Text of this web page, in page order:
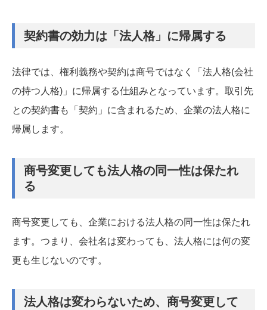
契約書の効力は「法人格」に帰属する
法律では、権利義務や契約は商号ではなく「法人格(会社
の持つ人格)」に帰属する仕組みとなっています。取引先
との契約書も「契約」に含まれるため、企業の法人格に
帰属します。
商号変更しても法人格の同一性は保たれ
る
商号変更しても、企業における法人格の同一性は保たれ
ます。つまり、会社名は変わっても、法人格には何の変
更も生じないのです。
法人格は変わらないため、商号変更して